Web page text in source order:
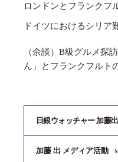
ロンドンとフランクフ
ドイツにおけるシリア
（余談）B級グルメ探
ん」とフランクフルト
日銀ウォッチャー 加藤出
加藤 出 メディア活動